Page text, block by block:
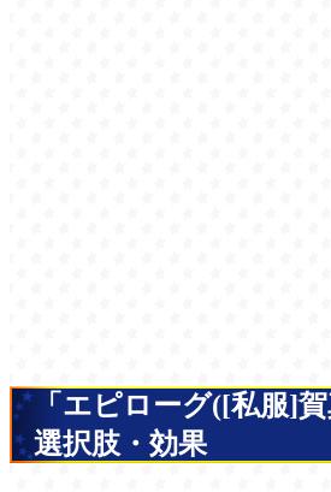
「エピローグ([私服]
選択肢・効果